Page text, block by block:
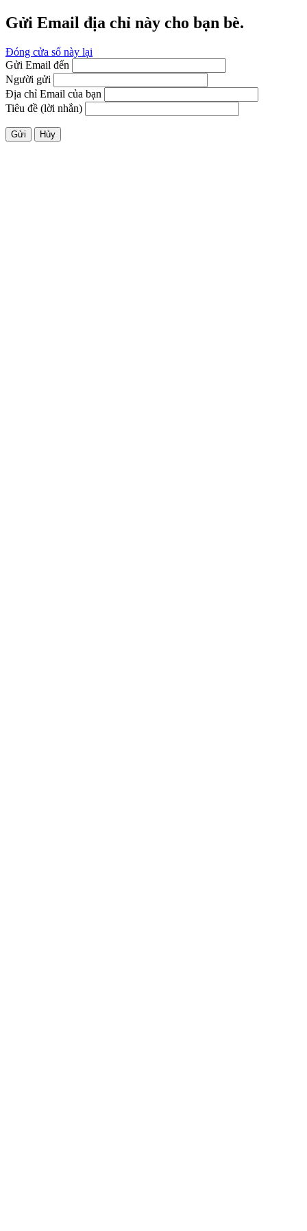
Gửi Email địa chỉ này cho bạn bè.
Đóng cửa sổ này lại
Gửi Email đến
Người gửi
Địa chỉ Email của bạn
Tiêu đề (lời nhắn)
Gửi Hủy